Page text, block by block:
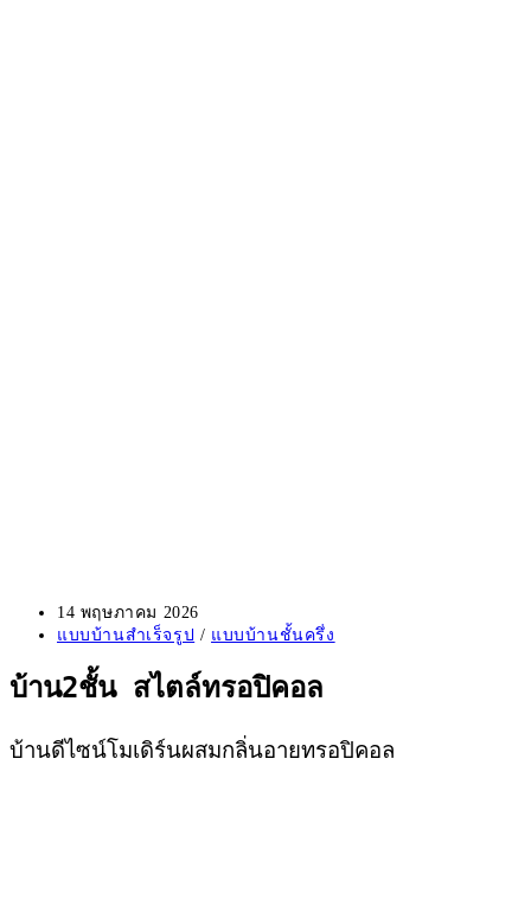
Post
published:
14 พฤษภาคม 2026
Post
แบบบ้านสำเร็จรูป / แบบบ้านชั้นครึ่ง
บ้าน2ชั้น สไตล์ทรอปิคอล
บ้านดีไซน์โมเดิร์นผสมกลิ่นอายทรอปิคอล